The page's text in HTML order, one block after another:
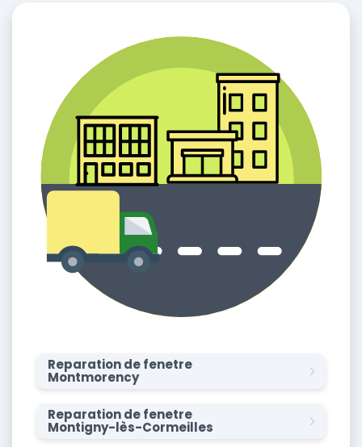
Reparation de fenetre
Montmorency
Reparation de fenetre
Montigny-lès-Cormeilles